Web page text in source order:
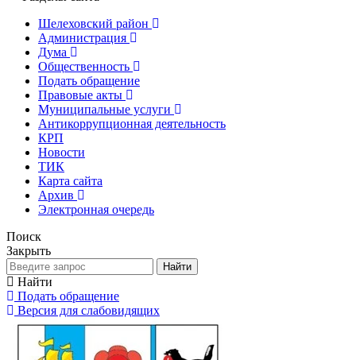
Шелеховский район
Администрация
Дума
Общественность
Подать обращение
Правовые акты
Муниципальные услуги
Антикоррупционная деятельность
КРП
Новости
ТИК
Карта сайта
Архив
Электронная очередь
Поиск
Закрыть
Найти
Найти
Подать обращение
Версия для слабовидящих